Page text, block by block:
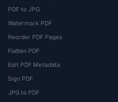
PDF to JPG
Watermark PDF
Reorder PDF Pages
Flatten PDF
Edit PDF Metadata
Sign PDF
JPG to PDF